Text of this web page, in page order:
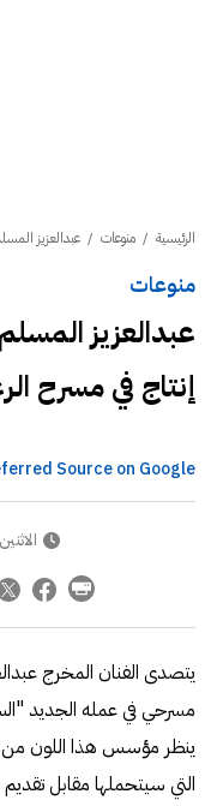
الرئيسية / منوعات / عبدالعزيز
منوعات
عبدالعزيز
إنتاج في مسرح
Source on Google
الاثنين 27 مارس 2023
يتصدى الفنان المخرج
مسرحي في عمله الجديد
ينظر مؤسس هذا اللون من
التي سيتحملها مقابل